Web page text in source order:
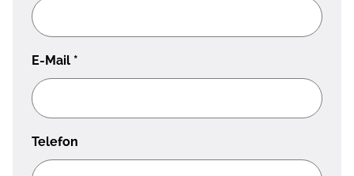
E-Mail *
Telefon